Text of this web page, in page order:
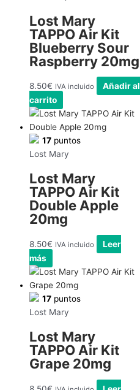
Lost Mary
TAPPO Air Kit
Blueberry Sour
Raspberry 20mg
8.50€ IVA incluido
Añadir al
carrito
17 puntos
Lost Mary
Lost Mary
TAPPO Air Kit
Double Apple
20mg
8.50€ IVA incluido
Leer
más
17 puntos
Lost Mary
Lost Mary
TAPPO Air Kit
Grape 20mg